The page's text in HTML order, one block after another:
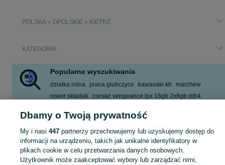
POLSKA » OPOLSKIE » KIETRZ
KATEGORIA
Popularne wyszukiwania
działka rolna praca glubczyce kawasaki klr
marchew
rower składak corsair vengeance lpx 16gb 2x8gb ddr4
Skorzystaj z największego serwisu ogłoszeniowego - Kietrz i okolice! Kupuj to, czego pragniesz i sprzedawaj to, czego już nie potrzebujesz!
Dbamy o Twoją prywatność
My i nasi 447partnerzy przechowujemy lub uzyskujemy dostęp do
informacji na urządzeniu, takich jak unikalne identyfikatory w
plikach cookie w celu przetwarzania danych osobowych.
Użytkownik może zaakceptować wybory lub zarządzać nimi,